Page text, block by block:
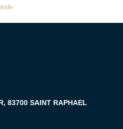
83700 SAINT RAPHAEL